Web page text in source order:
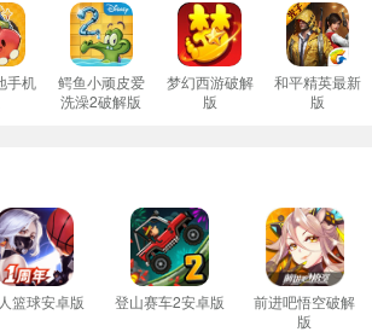
手机
鳄鱼小顽皮爱
洗澡2破解版
梦幻西游破解
版
和平精英最新
版
篮球安卓版 登山赛车2安卓版
前进吧悟空破解
版